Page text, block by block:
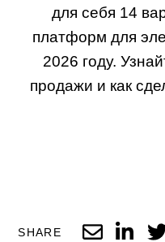
для себя 14
платформ для
2026 году.
продажи и как
SHARE